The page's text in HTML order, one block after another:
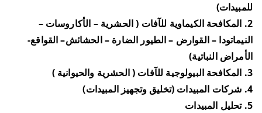
للمبيدات)
2. المكافحة الكيماوية للآفات ( الحشرية – الأكاروسات –
النيماتودا – القوارض – الطيور الضارة – الحشائش– القواقع-
الأمراض النباتية)
3. المكافحة البيولوجية للآفات ( الحشرية والحيوانية )
4. شركات المبيدات (تخليق وتجهيز المبيدات)
5. تحليل المبيدات